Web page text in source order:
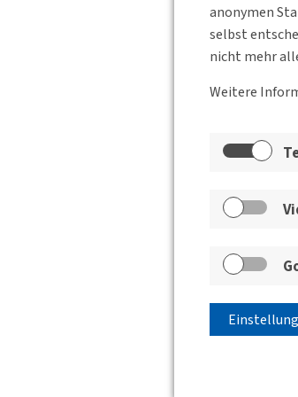
anonymen
selbst
nicht mehr
Weitere